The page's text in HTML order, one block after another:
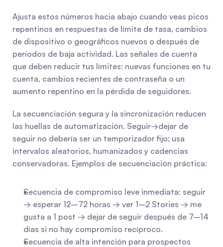
Ajusta estos números hacia abajo cuando veas picos
repentinos en respuestas de límite de tasa, cambios
de dispositivo o geográficos nuevos o después de
períodos de baja actividad. Las señales de cuenta
que deben reducir tus límites: nuevas funciones en tu
cuenta, cambios recientes de contraseña o un
aumento repentino en la pérdida de seguidores.
La secuenciación segura y la sincronización reducen
las huellas de automatización. Seguir→dejar de
seguir no debería ser un temporizador fijo; usa
intervalos aleatorios, humanizados y cadencias
conservadoras. Ejemplos de secuenciación práctica:
Secuencia de compromiso leve inmediata: seguir
→ esperar 12–72 horas → ver 1–2 Stories → me
gusta a 1 post → dejar de seguir después de 7–14
días si no hay compromiso recíproco.
Secuencia de alta intención para prospectos